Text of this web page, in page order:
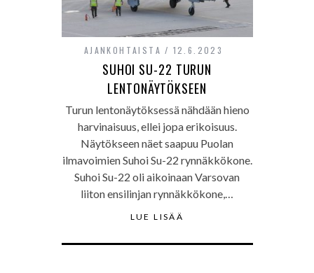
AJANKOHTAISTA 12.6.2023
SUHOI SU-22 TURUN
LENTONÄYTÖKSEEN
Turun lentonäytöksessä nähdään hieno
harvinaisuus, ellei jopa erikoisuus.
Näytökseen näet saapuu Puolan
ilmavoimien Suhoi Su-22 rynnäkkökone.
Suhoi Su-22 oli aikoinaan Varsovan
liiton ensilinjan rynnäkkökone,…
LUE LISÄÄ